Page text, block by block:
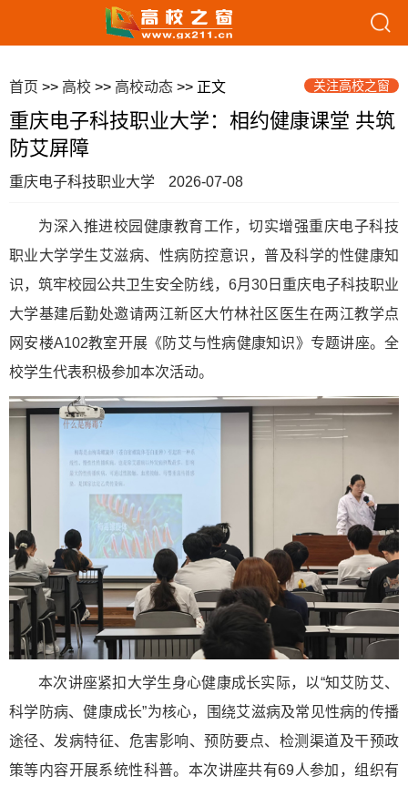
首页 >> 高校 >> 高校动态 >> 正文 关注高校之窗
重庆电子科技职业大学：相约健康课堂 共筑
防艾屏障
重庆电子科技职业大学 2026-07-08
为深入推进校园健康教育工作，切实增强重庆电子科技
职业大学学生艾滋病、性病防控意识，普及科学的性健康知
识，筑牢校园公共卫生安全防线，6月30日重庆电子科技职业
大学基建后勤处邀请两江新区大竹林社区医生在两江教学点
网安楼A102教室开展《防艾与性病健康知识》专题讲座。全
校学生代表积极参加本次活动。
本次讲座紧扣大学生身心健康成长实际，以“知艾防艾、
科学防病、健康成长”为核心，围绕艾滋病及常见性病的传播
途径、发病特征、危害影响、预防要点、检测渠道及干预政
策等内容开展系统性科普。本次讲座共有69人参加，组织有